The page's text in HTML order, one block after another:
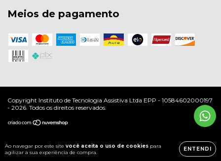
Ao navegar por este site você aceita o uso de cookies para
agilizar a sua experiência de compra.
ENTENDI
Meios de pagamento
Copyright Instituto de Tecnologia Assistiva Ltda EPP - 10584602000197
- 2026. Todos os direitos reservados.